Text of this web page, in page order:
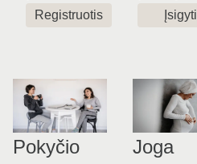
Registruotis Įsigyti
Pokyčio
Joga